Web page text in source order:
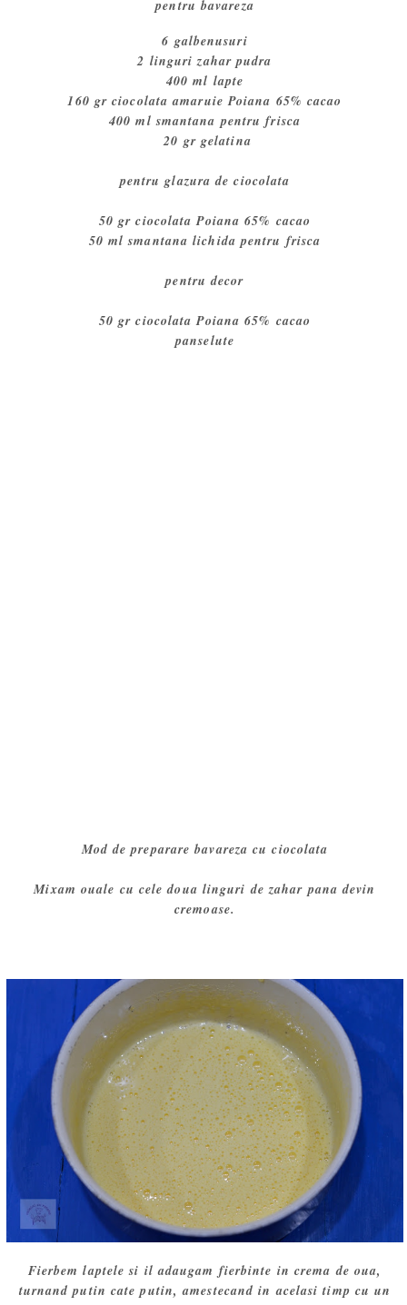
pentru bavareza
6 galbenusuri
2 linguri zahar pudra
400 ml lapte
160 gr ciocolata amaruie Poiana 65% cacao
400 ml smantana pentru frisca
20 gr gelatina
pentru glazura de ciocolata
50 gr ciocolata Poiana 65% cacao
50 ml smantana lichida pentru frisca
pentru decor
50 gr ciocolata Poiana 65% cacao
panselute
Mod de preparare bavareza cu ciocolata
Mixam ouale cu cele doua linguri de zahar pana devin
cremoase.
Fierbem laptele si il adaugam fierbinte in crema de oua,
turnand putin cate putin, amestecand in acelasi timp cu un